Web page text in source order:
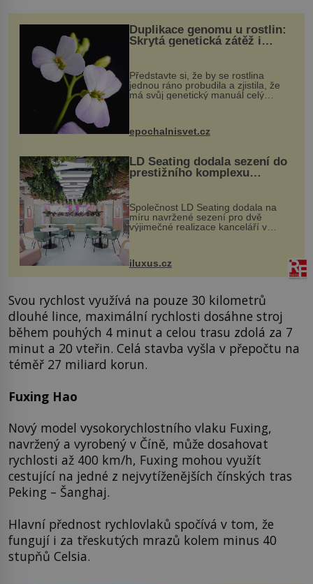
Duplikace genomu u rostlin:
Skrytá genetická zátěž i
Představte si, že by se rostlina
jednou ráno probudila a zjistila, že
má svůj genetický manuál celý
vstupenka...
epochalnisvet.cz
LD Seating dodala sezení do
prestižního komplexu
MediaCityUK v Salfordu
Společnost LD Seating dodala na
míru navržené sezení pro dvě
výjimečné realizace kanceláří v
areálu MediaCityUK v anglickém
budov Media...
iluxus.cz
Svou rychlost využívá na pouze 30 kilometrů
dlouhé lince, maximální rychlosti dosáhne stroj
během pouhých 4 minut a celou trasu zdolá za 7
minut a 20 vteřin. Celá stavba vyšla v přepočtu na
téměř 27 miliard korun.
Fuxing Hao
Nový model vysokorychlostního vlaku Fuxing,
navržený a vyrobený v Číně, může dosahovat
rychlosti až 400 km/h, Fuxing mohou využít
cestující na jedné z nejvytíženějších čínských tras
Peking – Šanghaj.
Hlavní přednost rychlovlaků spočívá v tom, že
fungují i za třeskutých mrazů kolem minus 40
stupňů Celsia.